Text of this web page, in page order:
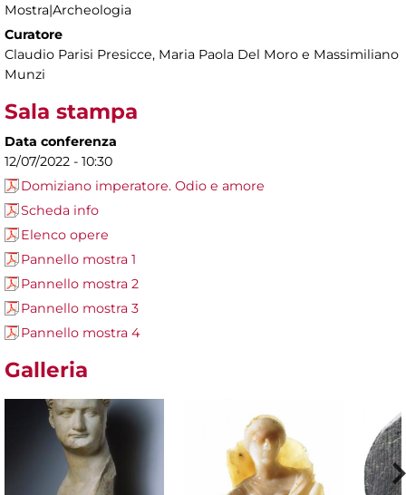
Mostra|Archeologia
Curatore
Claudio Parisi Presicce, Maria Paola Del Moro e Massimiliano
Munzi
Sala stampa
Data conferenza
12/07/2022 - 10:30
Domiziano imperatore. Odio e amore
Scheda info
Elenco opere
Pannello mostra 1
Pannello mostra 2
Pannello mostra 3
Pannello mostra 4
Galleria